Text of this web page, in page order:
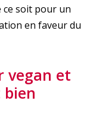
ce soit pour un
en faveur du
vegan et